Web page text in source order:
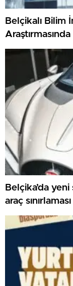
Belçikalı Bilim
Belçika’da
araç